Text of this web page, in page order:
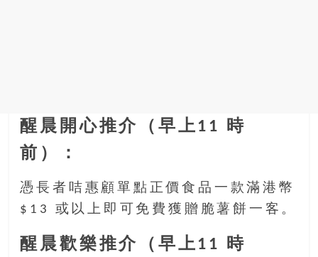
醒晨開心推介（早上11 時
前）：
憑長者咭惠顧單點正價食品一款滿港幣
$13 或以上即可免費獲贈脆薯餅一客。
醒晨歡樂推介（早上11 時